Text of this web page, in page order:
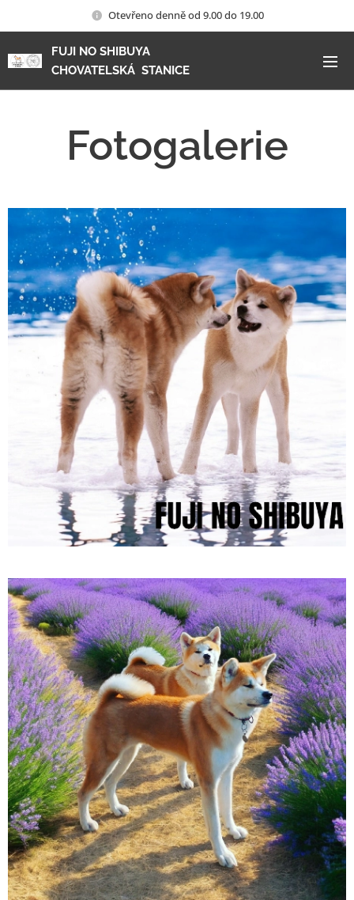
Otevřeno denně od 9.00 do 19.00
FUJI NO SHIBUYA
CHOVATELSKÁ STANICE
KENNEL AKITA INU FCI
Fotogalerie